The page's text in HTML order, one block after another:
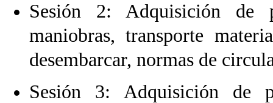
Sesión 2: Adquisición de
maniobras, transporte
desembarcar, normas de
Sesión 3: Adquisición de